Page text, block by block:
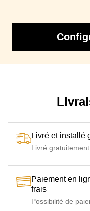
Livré et installé
Livré
Paiement en
frais
Possibilité de